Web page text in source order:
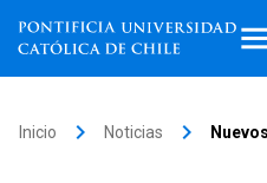
Inicio keyboard_arrow_right Noticias keyboard_arrow_right